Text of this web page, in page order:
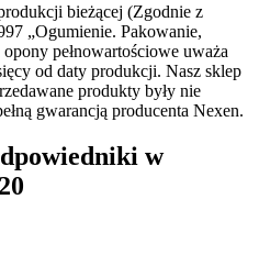
bieżącej (Zgodnie z
„Ogumienie. Pakowanie,
pełnowartościowe uważa
od daty produkcji. Nasz sklep
produkty były nie
gwarancją producenta Nexen.
w